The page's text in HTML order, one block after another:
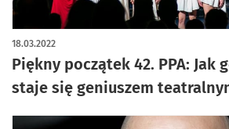
Piękny początek 42. PPA: Jak
staje się geniuszem
18.03.2022